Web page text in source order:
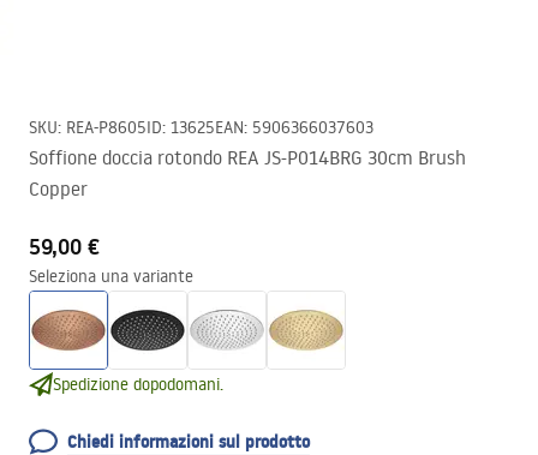
SKU: REA-P8605ID: 13625EAN: 5906366037603
Soffione doccia rotondo REA JS-P014BRG 30cm Brush
Copper
59,00 €
Seleziona una variante
Spedizione dopodomani.
Chiedi informazioni sul prodotto